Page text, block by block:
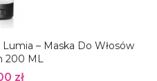
– Maska Do Włosów
200 ML
zł